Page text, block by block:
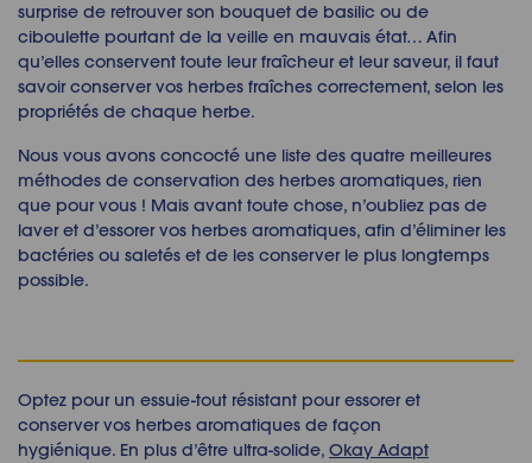
surprise de retrouver son bouquet de basilic ou de
ciboulette pourtant de la veille en mauvais état… Afin
qu’elles conservent toute leur fraîcheur et leur saveur, il faut
savoirconserver vos herbes fraîches correctement, selon les
propriétés de chaque herbe.
Nous vous avons concocté une liste des quatre meilleures
méthodes de conservation des herbes aromatiques, rien
que pour vous ! Mais avant toute chose, n’oubliez pas de
laver et d’essorer vos herbes aromatiques, afin d’éliminer les
bactéries ou saletés et de les conserver le plus longtemps
possible.
Optez pour un essuie-tout résistant pour essorer et
conserver vos herbes aromatiques de façon
hygiénique. En plus d’être ultra-solide, Okay Adapt